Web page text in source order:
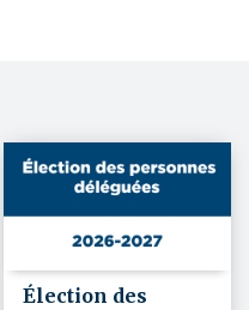
Élection des